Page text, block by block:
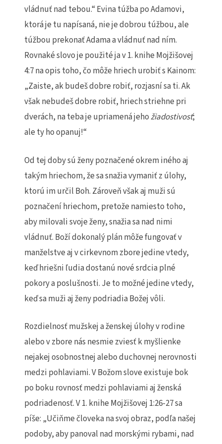
vládnuť nad tebou.“ Evina túžba po Adamovi,
ktorá je tu napísaná, nie je dobrou túžbou, ale
túžbou prekonať Adama a vládnuť nad ním.
Rovnaké slovo je použité ja v 1. knihe Mojžišovej
4:7 na opis toho, čo môže hriech urobiť s Kainom:
„Zaiste, ak budeš dobre robiť, rozjasní sa ti. Ak
však nebudeš dobre robiť, hriech striehne pri
dverách, na teba je upriamená jehožiadostivosť;
ale ty ho opanuj!“
Od tej doby sú ženy poznačené okrem iného aj
takým hriechom, že sa snažia vymaniť z úlohy,
ktorú im určil Boh. Zároveň však aj muži sú
poznačení hriechom, pretože namiesto toho,
aby milovali svoje ženy, snažia sa nad nimi
vládnuť. Boží dokonalý plán môže fungovať v
manželstve aj v cirkevnom zbore jedine vtedy,
keď hriešni ľudia dostanú nové srdcia plné
pokory a poslušnosti. Je to možné jedine vtedy,
keď sa muži aj ženy podriadia Božej vôli.
Rozdielnosť mužskej a ženskej úlohy v rodine
alebo v zbore nás nesmie zviesť k myšlienke
nejakej osobnostnej alebo duchovnej nerovnosti
medzi pohlaviami. V Božom slove existuje bok
po boku rovnosť medzi pohlaviami aj ženská
podriadenosť. V 1. knihe Mojžišovej 1:26-27 sa
píše: „Učiňme človeka na svoj obraz, podľa našej
podoby, aby panoval nad morskými rybami, nad